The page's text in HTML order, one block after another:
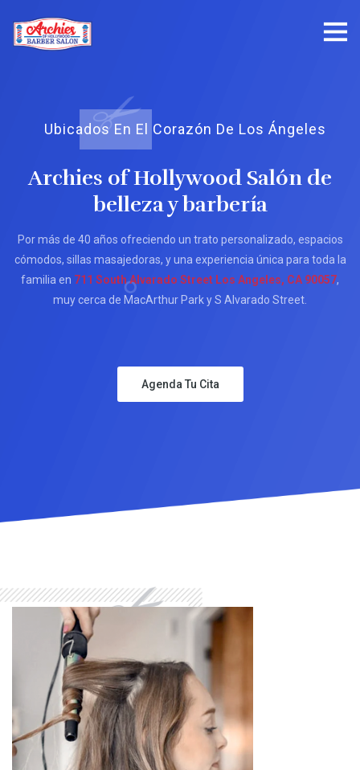
Ubicados En El Corazón De Los Ángeles
Archies of Hollywood Salón de
belleza y barbería
Por más de 40 años ofreciendo un trato personalizado, espacios
cómodos, sillas masajedoras, y una experiencia única para toda la
familia en 711 South Alvarado Street Los Angeles, CA 90057,
muy cerca de MacArthur Park y S Alvarado Street.
Agenda Tu Cita